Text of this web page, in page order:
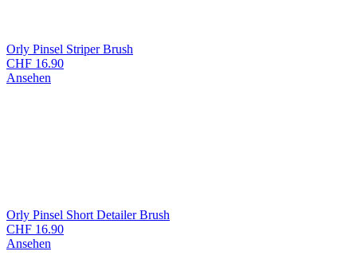
Orly Pinsel Striper Brush
CHF 16.90
Ansehen
Orly Pinsel Short Detailer Brush
CHF 16.90
Ansehen